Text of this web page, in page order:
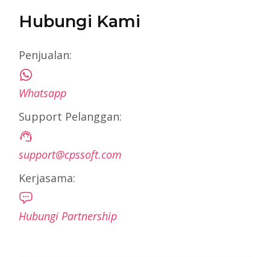
Hubungi Kami
Penjualan:
Whatsapp
Support Pelanggan:
support@cpssoft.com
Kerjasama:
Hubungi Partnership